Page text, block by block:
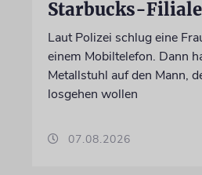
Starbucks-Filiale
Laut Polizei schlug eine
einem Mobiltelefon. Dann
Metallstuhl auf den Mann,
losgehen wollen
07.08.2026